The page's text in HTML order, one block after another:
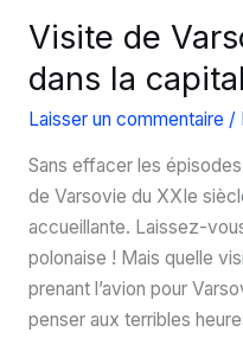
Visite de
dans la
Laisser un commentaire /
Sans effacer les
de Varsovie du XXIe
accueillante. Laissez-
polonaise ! Mais quelle
prenant l’avion pour
penser aux terribles